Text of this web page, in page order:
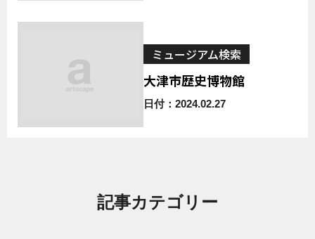
ミュージアム検索
大津市歴史博物館
日付：2024.02.27
記事カテゴリー